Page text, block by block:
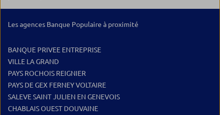
Les agences Banque Populaire à proximité
BANQUE PRIVEE ENTREPRISE
VILLE LA GRAND
PAYS ROCHOIS REIGNIER
PAYS DE GEX FERNEY VOLTAIRE
SALEVE SAINT JULIEN EN GENEVOIS
CHABLAIS OUEST DOUVAINE